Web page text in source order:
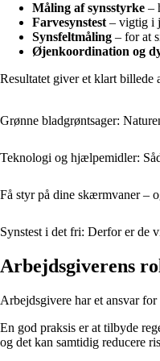
Måling af synsstyrke –
Farvesynstest – vigtig i
Synsfeltmåling – for at
Øjenkoordination og
Resultatet giver et klart billede
Grønne bladgrøntsager:
Teknologi og hjælpemidler:
Få styr på dine skærmvaner –
Synstest i det fri: Derfor er de
Arbejdsgiverens
Arbejdsgivere har et ansvar
En god praksis er at tilbyde
og det kan samtidig reducere